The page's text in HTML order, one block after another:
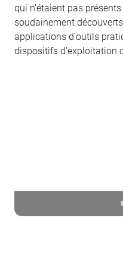
qui n'étaient pas présents
soudainement
applications d'outils
dispositifs d'exploitation